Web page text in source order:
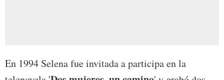
En 1994 Selena fue invitada a participa en la